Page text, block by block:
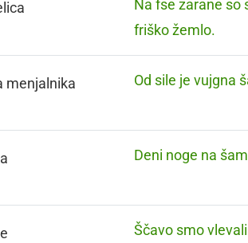
Na fse zarane so
friško žemlo.
menjalnika Od sile je vujgna
Deni noge na
Ščavo smo